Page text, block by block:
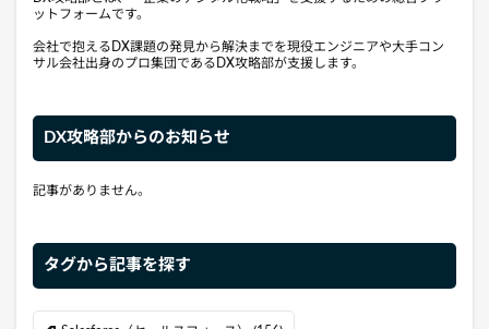
ットフォームです。
会社で抱えるDX課題の発見から解決までを現役エンジニアや大手コン
サル会社出身のプロ集団であるDX攻略部が支援します。
DX攻略部からのお知らせ
記事がありません。
タグから記事を探す